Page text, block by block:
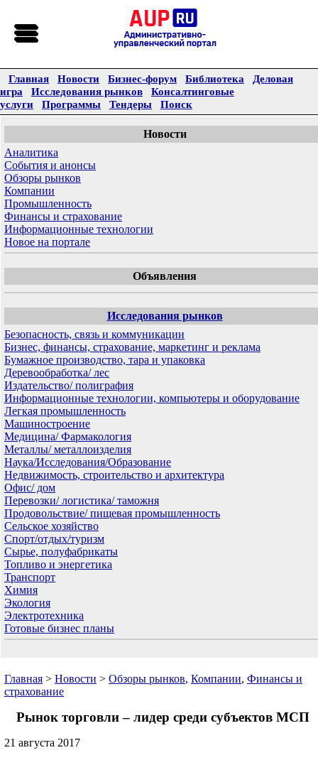
Главная Новости Бизнес-форум Библиотека
Деловая
игра
Исследования рынков
Консалтинговые
услуги
Программы Тендеры Поиск
Новости
Аналитика
События и анонсы
Обзоры рынков
Компании
Промышленность
Финансы и страхование
Информационные технологии
Новое на портале
Объявления
Исследования рынков
Безопасность, связь и коммуникации
Бизнес, финансы, страхование, маркетинг и реклама
Бумажное производство, тара и упаковка
Деревообработка/ лес
Издательство/ полиграфия
Информационные технологии, компьютеры и оборудование
Легкая промышленность
Машиностроение
Медицина/ Фармакология
Металлы/ металлоизделия
Наука/Исследования/Образование
Недвижимость, строительство и архитектура
Офис/ дом
Перевозки/ логистика/ таможня
Продовольствие/ пищевая промышленность
Сельское хозяйство
Спорт/отдых/туризм
Сырье, полуфабрикаты
Топливо и энергетика
Транспорт
Химия
Экология
Электротехника
Готовые бизнес планы
Главная > Новости > Обзоры рынков, Компании, Финансы и
страхование
Рынок торговли – лидер среди субъектов МСП
21 августа 2017